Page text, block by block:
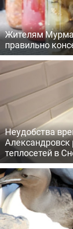
Жителям
правильно
Неудобства
Александровск
теплосетей в